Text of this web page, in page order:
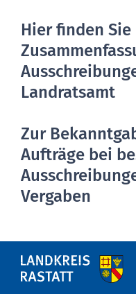
Hier finden Sie
Landratsamt
Zur
Aufträge bei
Vergaben